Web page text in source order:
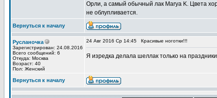
Орли, а самый обычный лак Marya K. Цвета
не облупливается.
Вернуться к началу
Русланочка
Зарегистрирован: 24.08.2016
Всего сообщений: 6
Откуда: Москва
Возраст: 40
Пол: Женский
24 Авг 2016 Ср 14:45 Красивые ноготки!!!
Я изредка делала шеллак только на
Вернуться к началу